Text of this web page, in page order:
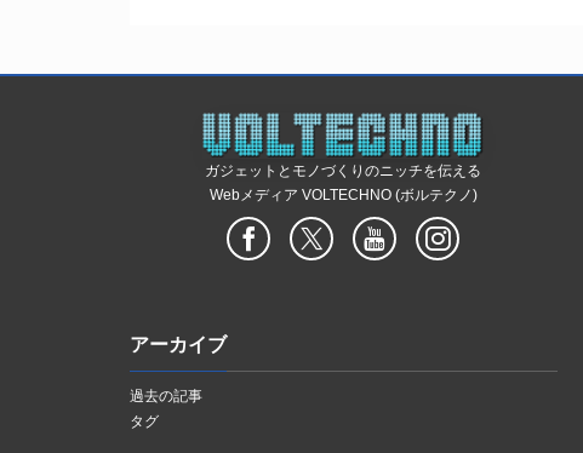
ガジェットとモノづくりのニッチを伝える
Webメディア VOLTECHNO (ボルテクノ)
アーカイブ
過去の記事
タグ